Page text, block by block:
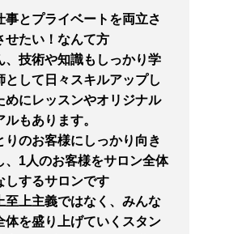
事とプライベートを両立さ
せたい！なんて方
、技術や知識もしっかり学
として日々スキルアップし
めにレッスンやオリジナル
もあります。
りのお客様にしっかり向き
1人のお客様をサロン全体
しするサロンです
至上主義ではなく、みんな
体を盛り上げていくスタン